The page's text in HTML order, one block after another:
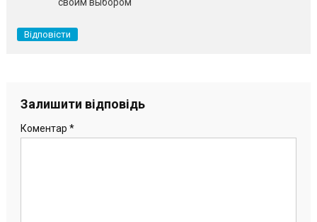
своим выбором
Відповісти
Залишити відповідь
Коментар *